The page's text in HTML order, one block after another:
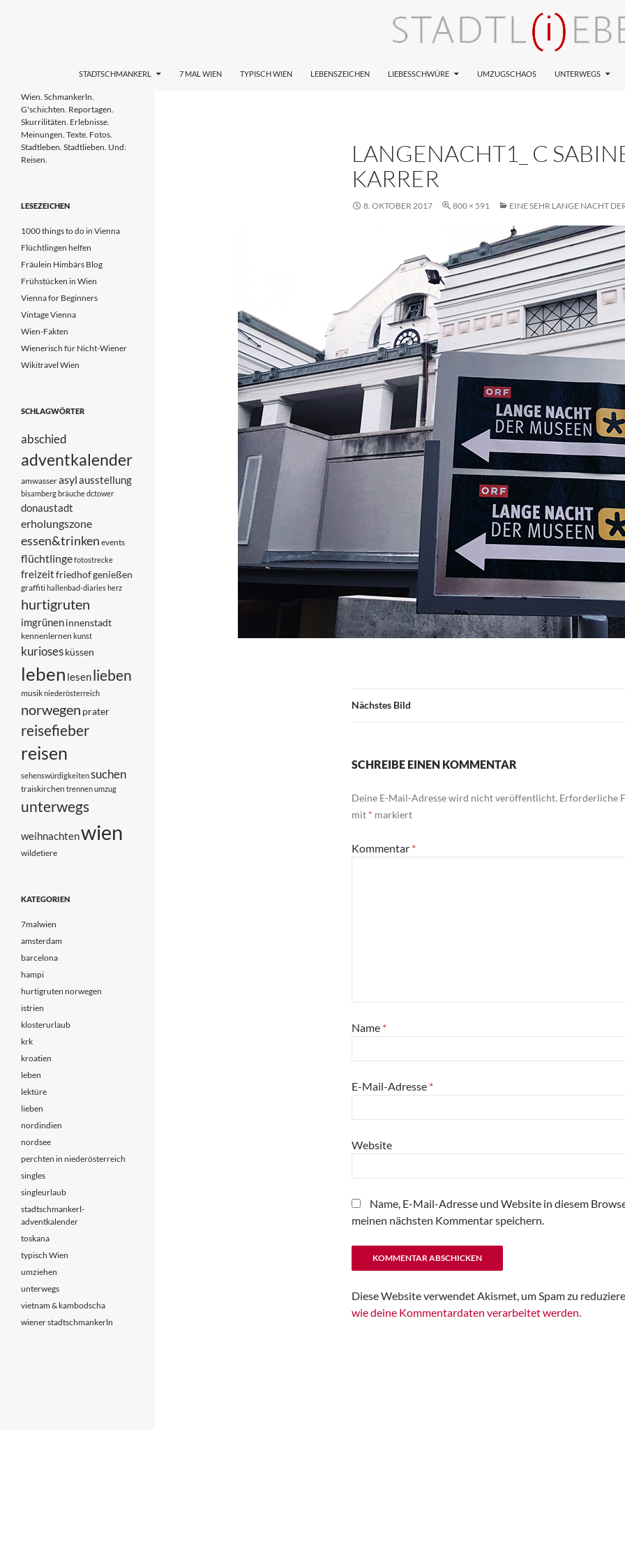
STADTL(i)EBEN WIEN
STADTSCHMANKERL 7 MAL WIEN TYPISCH WIEN LEBENSZEICHEN LIEBESSCHWÜRE UMZUGSCHAOS UNTERWEGS
LANGENACHT1_ C
KARRER
8. OKTOBER 2017 800 × 591 EINE SEHR LANGE NACHT
Nächstes Bild
SCHREIBE EINEN KOMMENTAR
Deine E-Mail-Adresse wird nicht veröffentlicht. Erforderliche
mit * markiert
Kommentar *
Name *
E-Mail-Adresse *
Website
Name, E-Mail-Adresse und Website in diesem
meinen nächsten Kommentar speichern.
Diese Website verwendet Akismet, um Spam zu
wie deine Kommentardaten verarbeitet werden.
Wien. Schmankerln. G'schichten.
Reportagen. Skurrilitäten.
Erlebnisse. Meinungen. Tipps. Texte.
Fotos. Stadtleben & Stadtlieben.
Wien. Schmankerln.
G'schichten. Reportagen.
Skurrilitäten. Erlebnisse.
Meinungen. Texte. Fotos.
Stadtleben. Stadtlieben. Und:
Reisen.
LESEZEICHEN
1000 things to do in Vienna
Flüchtlingen helfen
Fräulein Himbärs Blog
Frühstücken in Wien
Vienna for Beginners
Vintage Vienna
Wien-Fakten
Wienerisch für Nicht-Wiener
Wikitravel Wien
SCHLAGWÖRTER
abschied
adventkalender
amwasserasylausstellung
bisambergbräuchedctower
donaustadt
erholungszone
essen&trinken events
flüchtlingefotostrecke
freizeitfriedhofgenießen
graffitihallenbad-diariesherz
hurtigruten
imgrüneninnenstadt
kennenlernen kunst
kuriosesküssen
leben lesenlieben
musikniederösterreich
norwegen prater
reisefieber
reisen
sehenswürdigkeitensuchen
traiskirchen trennenumzug
unterwegs
weihnachtenwien
wildetiere
KATEGORIEN
7malwien
amsterdam
barcelona
hampi
hurtigruten norwegen
istrien
klosterurlaub
krk
kroatien
leben
lektüre
lieben
nordindien
nordsee
perchten in niederösterreich
singles
singleurlaub
stadtschmankerl-
adventkalender
toskana
typisch Wien
umziehen
unterwegs
vietnam & kambodscha
wiener stadtschmankerln